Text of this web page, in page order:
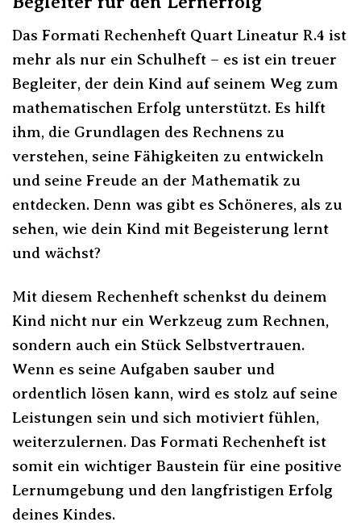
Das Formati Rechenheft Quart Lineatur R.4 ist
mehr als nur ein Schulheft – es ist ein treuer
Begleiter, der dein Kind auf seinem Weg zum
mathematischen Erfolg unterstützt. Es hilft
ihm, die Grundlagen des Rechnens zu
verstehen, seine Fähigkeiten zu entwickeln
und seine Freude an der Mathematik zu
entdecken. Denn was gibt es Schöneres, als zu
sehen, wie dein Kind mit Begeisterung lernt
und wächst?
Mit diesem Rechenheft schenkst du deinem
Kind nicht nur ein Werkzeug zum Rechnen,
sondern auch ein Stück Selbstvertrauen.
Wenn es seine Aufgaben sauber und
ordentlich lösen kann, wird es stolz auf seine
Leistungen sein und sich motiviert fühlen,
weiterzulernen. Das Formati Rechenheft ist
somit ein wichtiger Baustein für eine positive
Lernumgebung und den langfristigen Erfolg
deines Kindes.